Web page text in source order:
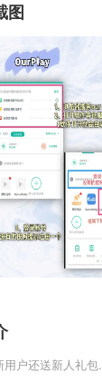
图
户还送新人礼包.